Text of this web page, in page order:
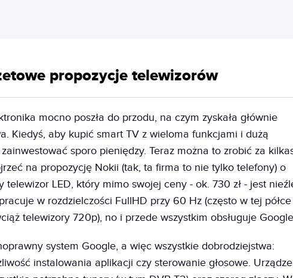
propozycje telewizorów
mocno poszła do przodu, na czym zyskała głównie
Kiedyś, aby kupić smart TV z wieloma funkcjami i dużą
sporo pieniędzy. Teraz można to zrobić za
na propozycję Nokii (tak, ta firma to nie tylko telefony) o
telewizor LED, który mimo swojej ceny - ok. 730 zł - jest
w rozdzielczości FullHD przy 60 Hz (często w tej półce
telewizory 720p), no i przede wszystkim obsługuje
system Google, a więc wszystkie dobrodziejstwa:
instalowania aplikacji czy sterowanie głosowe.